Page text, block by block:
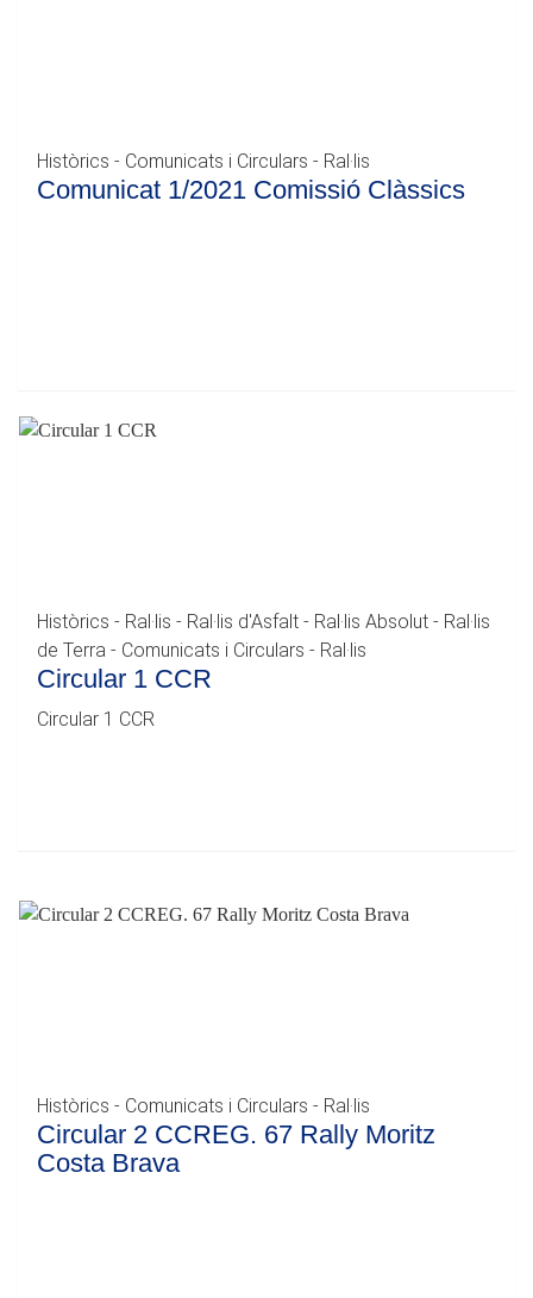
Històrics - Comunicats i Circulars - Ral·lis
Comunicat 1/2021 Comissió Clàssics
Històrics - Ral·lis - Ral·lis d'Asfalt - Ral·lis Absolut - Ral·lis
de Terra - Comunicats i Circulars - Ral·lis
Circular 1 CCR
Circular 1 CCR
Històrics - Comunicats i Circulars - Ral·lis
Circular 2 CCREG. 67 Rally Moritz
Costa Brava